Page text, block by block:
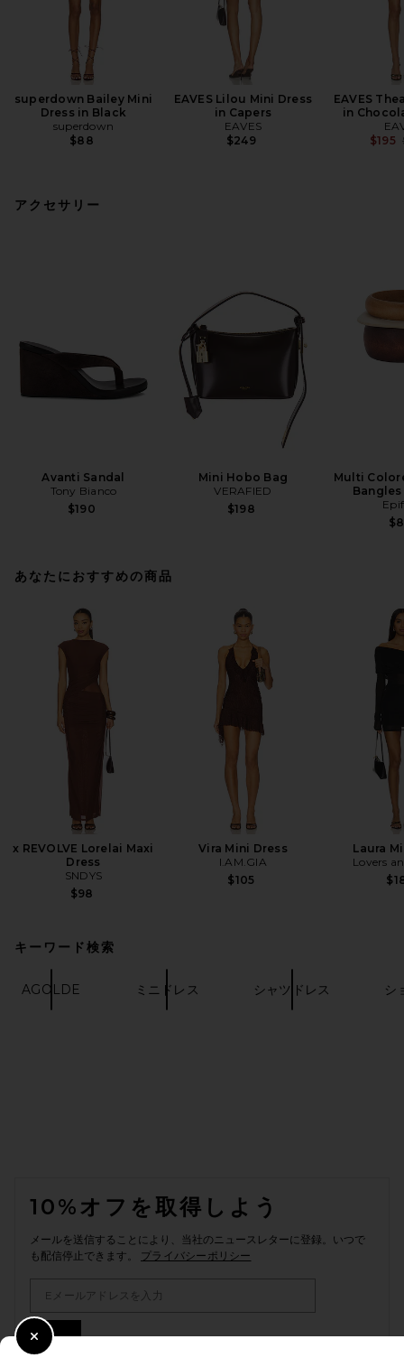
superdown Bailey Mini
Dress in Black
superdown
$88
EAVES Lilou Mini Dress
in Capers
EAVES
$249
EAVES
in
$195
アクセサリー
Avanti Sandal
Tony Bianco
$190
Mini Hobo Bag
VERAFIED
$198
Multi
Bangles
あなたにおすすめの商品
x REVOLVE Lorelai Maxi
Dress
SNDYS
$98
Vira Mini Dress
I.AM.GIA
$105
Laura
Lovers
キーワード検索
AGOLDE ミニドレス シャツドレス シ
10%オフを取得しよう
メールを送信することにより、当社のニュースレターに登録。いつで
も配信停止できます。 プライバシーポリシー
Sign Up
Close Modal